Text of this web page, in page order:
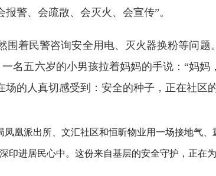
警、会疏散、会灭火、会宣传”。
着民警咨询安全用电、灭火器换粉等问题
名五六岁的小男孩拉着妈妈的手说：“妈
的人真切感受到：安全的种子，正在社区
派出所、文汇社区和恒昕物业用一场接地气、
印进居民心中。这份来自基层的安全守护，正在